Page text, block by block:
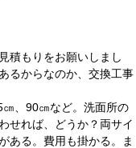
積もりをお願いしまし
るからなのか、交換工事
㎝、 90㎝など。洗面所の
せれば、どうか？両サイ
ある。費用も掛かる。ま